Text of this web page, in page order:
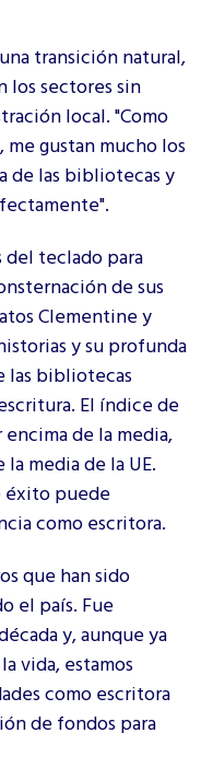
transición natural,
los sectores sin
local. "Como
gustan mucho los
de las bibliotecas y
del teclado para
de sus
Clementine y
y su profunda
las bibliotecas
El índice de
de la media,
media de la UE.
éxito puede
como escritora.
que han sido
el país. Fue
y, aunque ya
vida, estamos
como escritora
de fondos para